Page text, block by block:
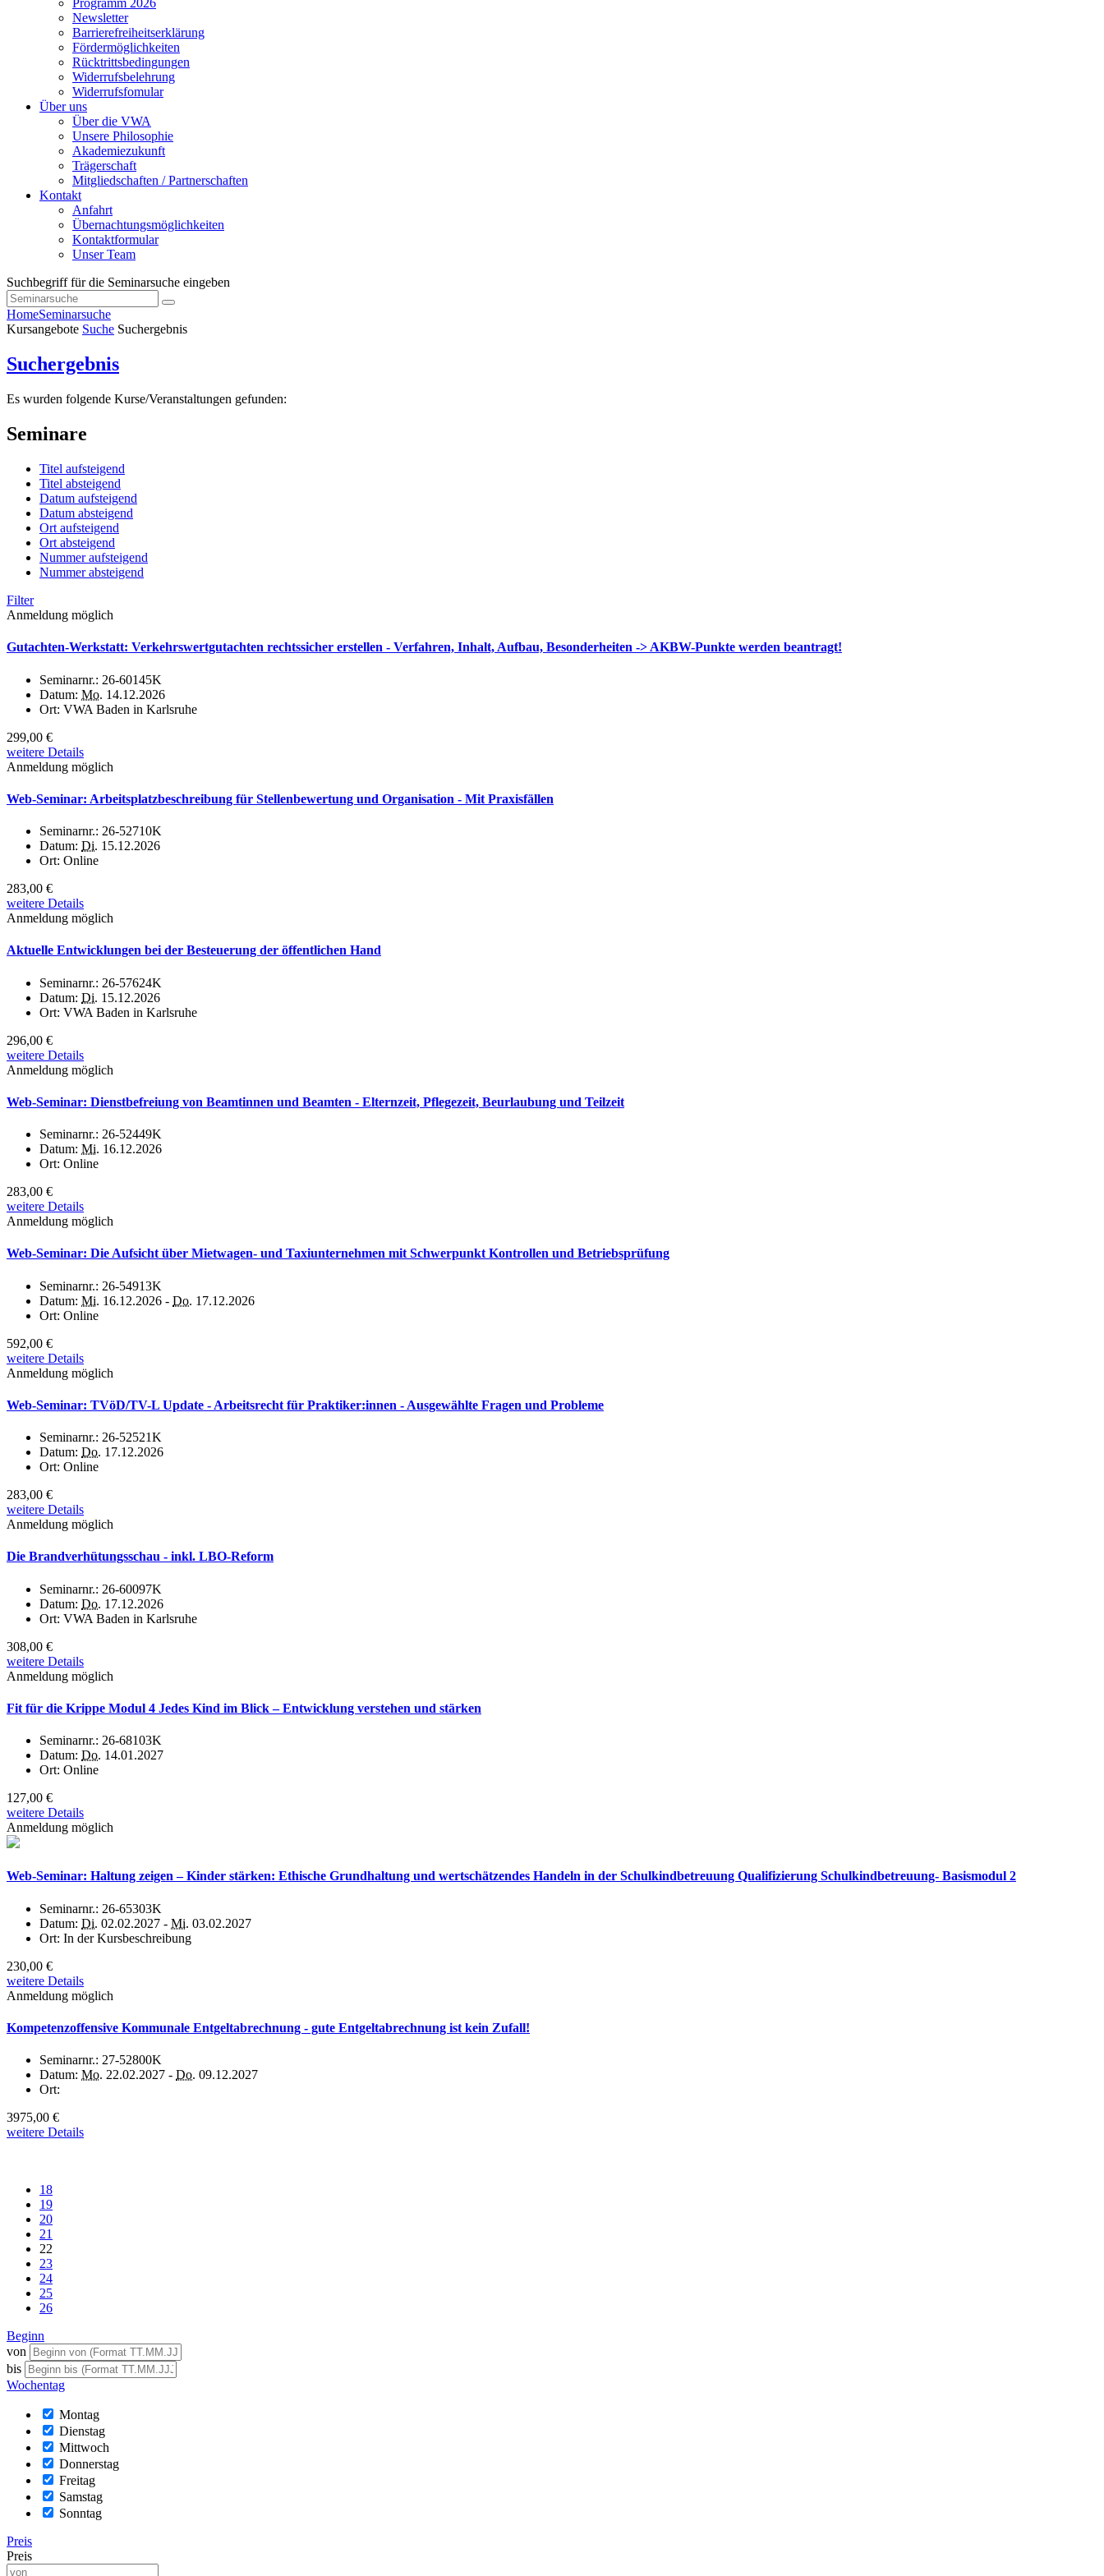
Programm 2026
Newsletter
Barrierefreiheitserklärung
Fördermöglichkeiten
Rücktrittsbedingungen
Widerrufsbelehrung
Widerrufsfomular
Über uns
Über die VWA
Unsere Philosophie
Akademiezukunft
Trägerschaft
Mitgliedschaften / Partnerschaften
Kontakt
Anfahrt
Übernachtungsmöglichkeiten
Kontaktformular
Unser Team
Suchbegriff für die Seminarsuche eingeben
HomeSeminarsuche
Kursangebote Suche Suchergebnis
Suchergebnis
Es wurden folgende Kurse/Veranstaltungen gefunden:
Seminare
Titel aufsteigend
Titel absteigend
Datum aufsteigend
Datum absteigend
Ort aufsteigend
Ort absteigend
Nummer aufsteigend
Nummer absteigend
Filter
Anmeldung möglich
Gutachten-Werkstatt: Verkehrswertgutachten rechtssicher erstellen - Verfahren, Inhalt, Aufbau, Besonderheiten -> AKBW-Punkte werden beantragt!
Seminarnr.: 26-60145K
Datum: Mo. 14.12.2026
Ort: VWA Baden in Karlsruhe
299,00 €
weitere Details
Anmeldung möglich
Web-Seminar: Arbeitsplatzbeschreibung für Stellenbewertung und Organisation - Mit Praxisfällen
Seminarnr.: 26-52710K
Datum: Di. 15.12.2026
Ort: Online
283,00 €
weitere Details
Anmeldung möglich
Aktuelle Entwicklungen bei der Besteuerung der öffentlichen Hand
Seminarnr.: 26-57624K
Datum: Di. 15.12.2026
Ort: VWA Baden in Karlsruhe
296,00 €
weitere Details
Anmeldung möglich
Web-Seminar: Dienstbefreiung von Beamtinnen und Beamten - Elternzeit, Pflegezeit, Beurlaubung und Teilzeit
Seminarnr.: 26-52449K
Datum: Mi. 16.12.2026
Ort: Online
283,00 €
weitere Details
Anmeldung möglich
Web-Seminar: Die Aufsicht über Mietwagen- und Taxiunternehmen mit Schwerpunkt Kontrollen und Betriebsprüfung
Seminarnr.: 26-54913K
Datum: Mi. 16.12.2026 - Do. 17.12.2026
Ort: Online
592,00 €
weitere Details
Anmeldung möglich
Web-Seminar: TVöD/TV-L Update - Arbeitsrecht für Praktiker:innen - Ausgewählte Fragen und Probleme
Seminarnr.: 26-52521K
Datum: Do. 17.12.2026
Ort: Online
283,00 €
weitere Details
Anmeldung möglich
Die Brandverhütungsschau - inkl. LBO-Reform
Seminarnr.: 26-60097K
Datum: Do. 17.12.2026
Ort: VWA Baden in Karlsruhe
308,00 €
weitere Details
Anmeldung möglich
Fit für die Krippe Modul 4 Jedes Kind im Blick – Entwicklung verstehen und stärken
Seminarnr.: 26-68103K
Datum: Do. 14.01.2027
Ort: Online
127,00 €
weitere Details
Anmeldung möglich
Web-Seminar: Haltung zeigen – Kinder stärken: Ethische Grundhaltung und wertschätzendes Handeln in der Schulkindbetreuung Qualifizierung Schulkindbetreuung- Basismodul 2
Seminarnr.: 26-65303K
Datum: Di. 02.02.2027 - Mi. 03.02.2027
Ort: In der Kursbeschreibung
230,00 €
weitere Details
Anmeldung möglich
Kompetenzoffensive Kommunale Entgeltabrechnung - gute Entgeltabrechnung ist kein Zufall!
Seminarnr.: 27-52800K
Datum: Mo. 22.02.2027 - Do. 09.12.2027
Ort:
3975,00 €
weitere Details
18
19
20
21
22
23
24
25
26
Beginn
von
bis
Wochentag
Montag
Dienstag
Mittwoch
Donnerstag
Freitag
Samstag
Sonntag
Preis
Preis